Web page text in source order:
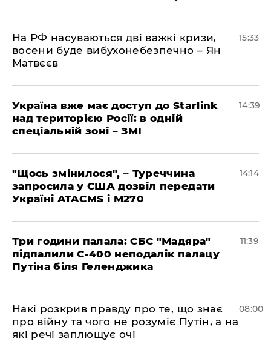
На РФ насуваються дві важкі кризи,
восени буде вибухонебезпечно – Ян
Матвєєв
15:33
Україна вже має доступ до Starlink
над територією Росії: в одній
спеціальній зоні – ЗМІ
14:39
"Щось змінилося", – Туреччина
запросила у США дозвіл передати
Україні ATACMS і M270
14:14
Три години палала: СБС "Мадяра"
підпалили С-400 неподалік палацу
Путіна біля Геленджика
11:39
Накі розкрив правду про те, що знає
про війну та чого не розуміє Путін, а на
які речі заплющує очі
08:00